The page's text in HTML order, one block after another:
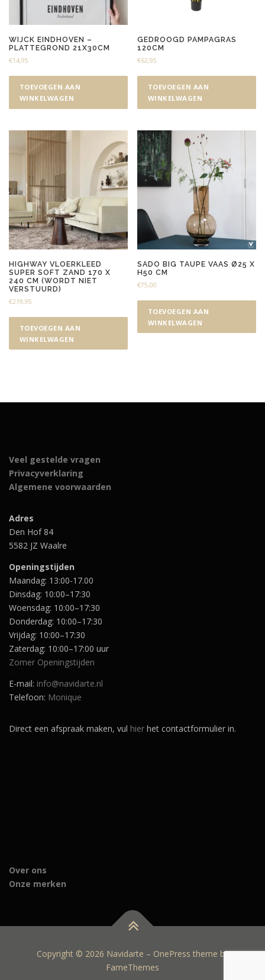
WIJCK EINDHOVEN –
PLATTEGROND 21X30CM
€14,95
TOEVOEGEN AAN
WINKELWAGEN
GEDROOGD PAMPAGRAS
120CM
€62,95
TOEVOEGEN AAN
WINKELWAGEN
HIGHWAY VLOERKLEED
SUPER SOFT ZAND 170 X
240 CM (WORDT NIET
VERSTUURD)
€219,95
TOEVOEGEN AAN
WINKELWAGEN
SADO BIG TAUPE VAAS Ø25 X
H50 CM
€75,00
TOEVOEGEN AAN
WINKELWAGEN
Veel gestelde vragen
Privacyverklaring
Algemene voorwaarden
Adres
Den Hof 84
5582 JZ Waalre
Openingstijden
Maandag: 13:00-17.00
Dinsdag: 10:00–17:30
Woensdag: 10:00–17:30
Donderdag: 10:00–17:30
Vrijdag: 10:00–17:30
Zaterdag: 10:00–17:00 uur
Zomer Openingstijden
E-mail: info@navidarte.nl
Telefoon: Monique
Direct een afspraak maken, vul hier het contactformulier in.
Over ons
Onze merken
Copyright © 2026 Navidarte – OnePress theme by
FameThemes